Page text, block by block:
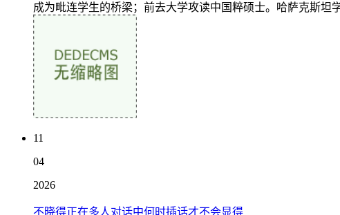
成为毗连学生的桥梁；前去大学攻读中国粹硕士。哈萨克斯
11
04
2026
不晓得正在多人对话中何时插话才不会显得